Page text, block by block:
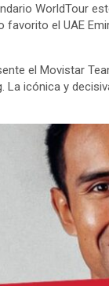
WorldTour
favorito el UAE
el Movistar
La icónica y